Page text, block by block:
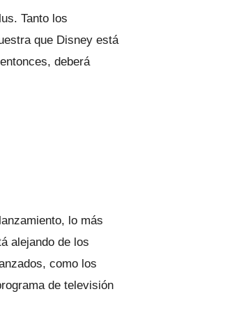
Tanto los
que Disney está
deberá
lo más
alejando de los
como los
de televisión